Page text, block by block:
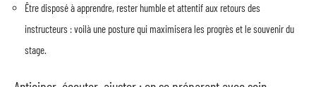
Être disposé à apprendre, rester humble et attentif aux retours des
instructeurs : voilà une posture qui maximisera les progrès et le souvenir du
stage.